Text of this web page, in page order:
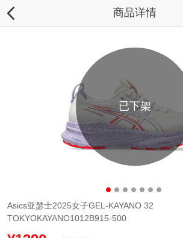
商品详情
已下架
Asics亚瑟士2025女子GEL-KAYANO 32
TOKYOKAYANO1012B915-500